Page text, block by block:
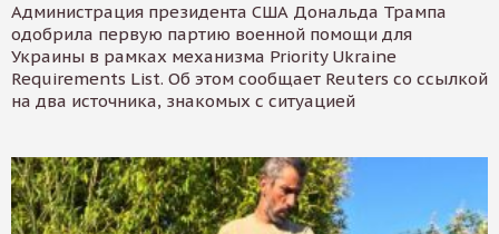
Администрация президента США Дональда Трампа
одобрила первую партию военной помощи для
Украины в рамках механизма Priority Ukraine
Requirements List. Об этом сообщает Reuters со ссылкой
на два источника, знакомых с ситуацией